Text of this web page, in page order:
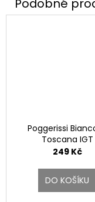
Poggerissi
Toscana IGT
249 Kč
DO KOŠÍKU